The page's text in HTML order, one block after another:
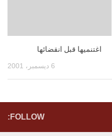
اغتنميها قبل انقضائها
6 ديسمبر، 2001
FOLLOW: